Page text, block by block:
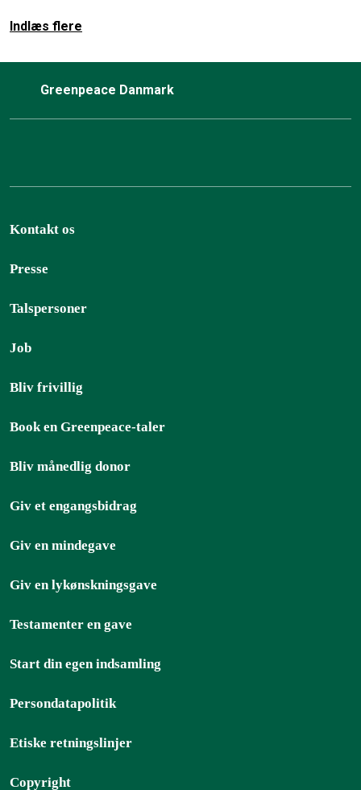
Indlæs flere
Greenpeace Danmark
Kontakt os
Presse
Talspersoner
Job
Bliv frivillig
Book en Greenpeace-taler
Bliv månedlig donor
Giv et engangsbidrag
Giv en mindegave
Giv en lykønskningsgave
Testamenter en gave
Start din egen indsamling
Persondatapolitik
Etiske retningslinjer
Copyright